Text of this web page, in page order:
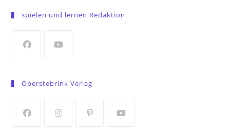
a
tab
spielen und lernen Redaktion
a
tab
tab
Oberstebrink Verlag